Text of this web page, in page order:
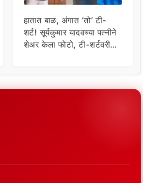
हातात बाळ, अंगात ‘तो’ टी-
शर्ट! सूर्यकुमार यादवच्या पत्नीने
शेअर केला फोटो, टी-शर्टवरील